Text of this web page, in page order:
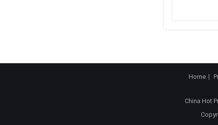
Home
China Hot